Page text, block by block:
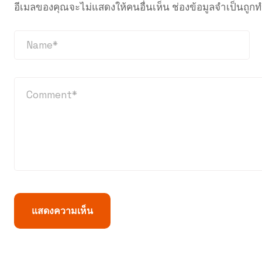
อีเมลของคุณจะไม่แสดงให้คนอื่นเห็น ช่องข้อมูลจำเป็นถูก